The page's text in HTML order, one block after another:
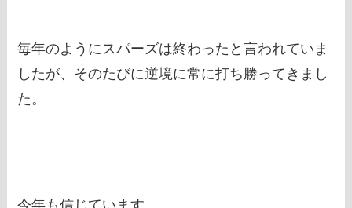
毎年のようにスパーズは終わったと言われていま
したが、そのたびに逆境に常に打ち勝ってきまし
た。